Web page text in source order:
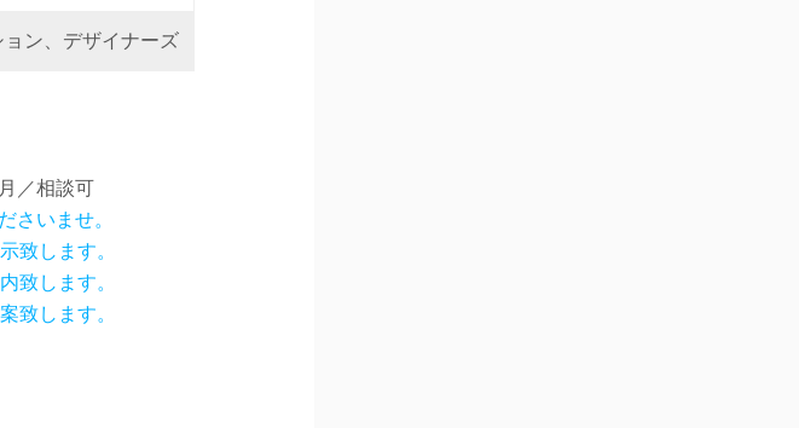
ン、デザイナーズ
／相談可
さいませ。
致します。
致します。
致します。